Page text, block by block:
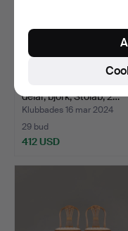
delar, björk, Stolab, 2…
Klubbades 16 mar 2024
29 bud
412 USD